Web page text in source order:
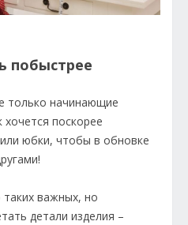
побыстрее
только начинающие
поскорее
юбки, чтобы в обновке
важных, но
детали изделия –